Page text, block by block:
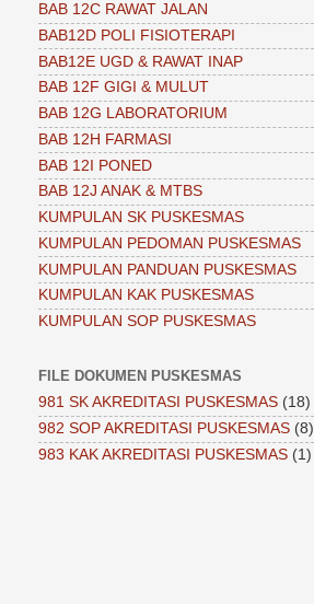
BAB 12C RAWAT JALAN
BAB12D POLI FISIOTERAPI
BAB12E UGD & RAWAT INAP
BAB 12F GIGI & MULUT
BAB 12G LABORATORIUM
BAB 12H FARMASI
BAB 12I PONED
BAB 12J ANAK & MTBS
KUMPULAN SK PUSKESMAS
KUMPULAN PEDOMAN PUSKESMAS
KUMPULAN PANDUAN PUSKESMAS
KUMPULAN KAK PUSKESMAS
KUMPULAN SOP PUSKESMAS
FILE DOKUMEN PUSKESMAS
981 SK AKREDITASI PUSKESMAS (18)
982 SOP AKREDITASI PUSKESMAS (8)
983 KAK AKREDITASI PUSKESMAS (1)